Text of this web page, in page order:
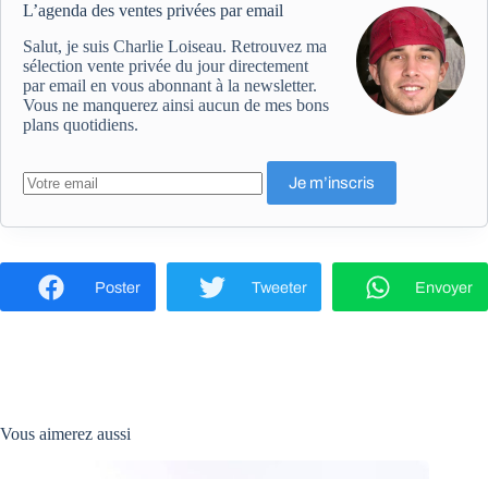
L’agenda des ventes privées par email
Salut, je suis Charlie Loiseau. Retrouvez ma
sélection vente privée du jour directement
par email en vous abonnant à la newsletter.
Vous ne manquerez ainsi aucun de mes bons
plans quotidiens.
Poster Tweeter Envoyer
Vous aimerez aussi